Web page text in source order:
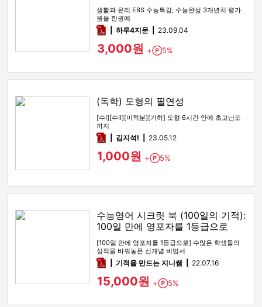
생활과 윤리 EBS 수능특강, 수능완성 3개년치 평가
원을 한권에
pdf하루4지문 23.09.04
3,000원 + Point
5%
(독학) 도형의 필연성
[수Ⅰ][수Ⅱ][미적분][기하] 도형 6시간 안에 초고난도
까지
pdf김지석! 23.05.12
1,000원 + Point
5%
수능영어 시크릿 북 (100일의 기적):
100일 만에 영포자를 1등급으로
[100일 만에 영포자를 1등급으로] 수많은 학생들의
성적을 바꿔놓은 신개념 비법서
pdf기적을 만드는 지니쌤 22.07.16
15,000원 + Point
5%